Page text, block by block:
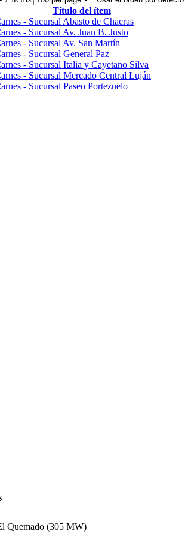
Título del ítem
- Sucursal Abasto de Chacras
- Sucursal Av. Juan B. Justo
- Sucursal Av. San Martín
- Sucursal General Paz
- Sucursal Italia y Cayetano Silva
- Sucursal Mercado Central Luján
- Sucursal Paseo Portezuelo
Quemado (305 MW)